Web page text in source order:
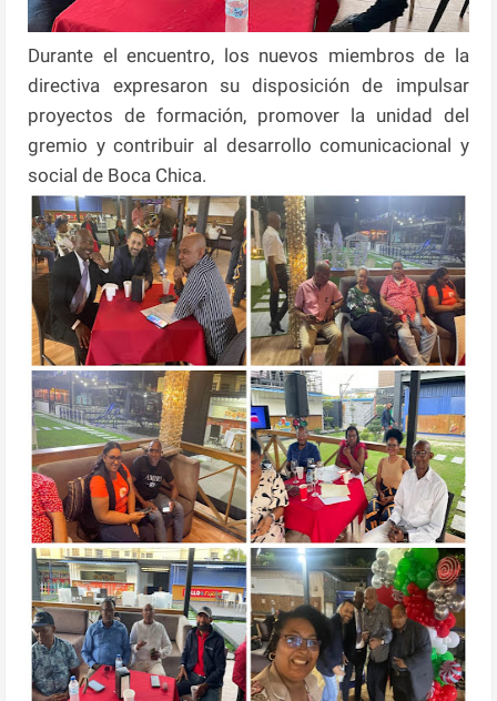
Durante el encuentro, los nuevos miembros de la
directiva expresaron su disposición de impulsar
proyectos de formación, promover la unidad del
gremio y contribuir al desarrollo comunicacional y
social de Boca Chica.